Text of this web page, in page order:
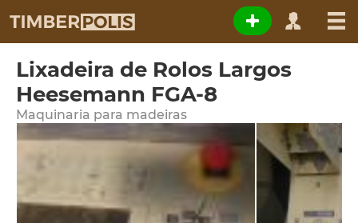
Lixadeira de Rolos Largos
Heesemann FGA-8
Maquinaria para madeiras